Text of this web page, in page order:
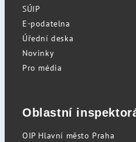
SÚIP
E-podatelna
Úřední deska
Novinky
Pro média
Oblastní
OIP Hlavní město Praha